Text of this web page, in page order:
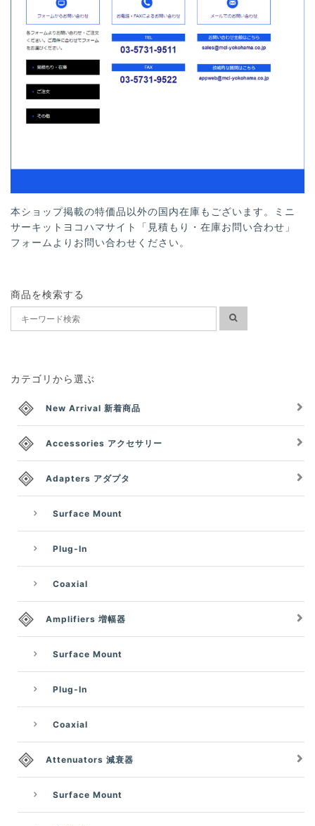
本ショップ掲載の特価品以外の国内在庫もございます。ミニ
サーキットヨコハマサイト「見積もり・在庫お問い合わせ」
フォームよりお問い合わせください。
商品を検索する
カテゴリから選ぶ
New Arrival 新着商品
Accessories アクセサリー
Adapters アダプタ
Surface Mount
Plug-In
Coaxial
Amplifiers 増幅器
Surface Mount
Plug-In
Coaxial
Attenuators 減衰器
Surface Mount